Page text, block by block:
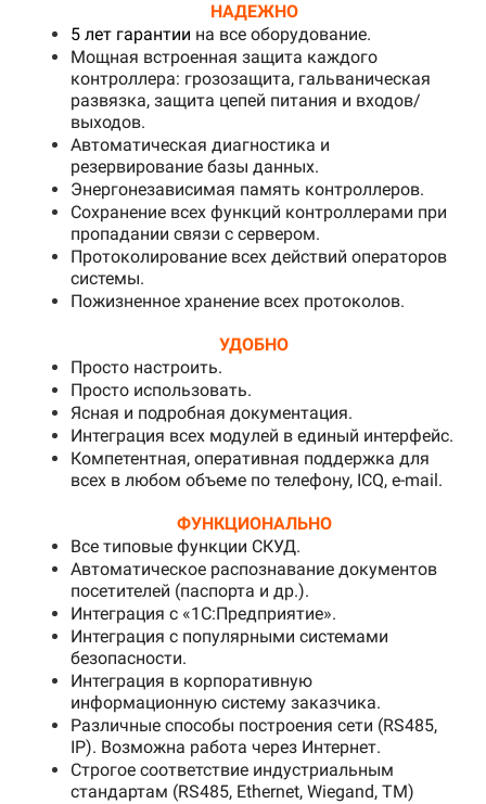
НАДЕЖНО
5 лет гарантии на все оборудование.
Мощная встроенная защита каждого
контроллера: грозозащита, гальваническая
развязка, защита цепей питания и входов/
выходов.
Автоматическая диагностика и
резервирование базы данных.
Энергонезависимая память контроллеров.
Сохранение всех функций контроллерами при
пропадании связи с сервером.
Протоколирование всех действий операторов
системы.
Пожизненное хранение всех протоколов.
УДОБНО
Просто настроить.
Просто использовать.
Ясная и подробная документация.
Интеграция всех модулей в единый интерфейс.
Компетентная, оперативная поддержка для
всех в любом объеме по телефону, ICQ, e-mail.
ФУНКЦИОНАЛЬНО
Все типовые функции СКУД.
Автоматическое распознавание документов
посетителей (паспорта и др.).
Интеграция с «1С:Предприятие».
Интеграция с популярными системами
безопасности.
Интеграция в корпоративную
информационную систему заказчика.
Различные способы построения сети (RS485,
IP). Возможна работа через Интернет.
Строгое соответствие индустриальным
стандартам (RS485, Ethernet, Wiegand, TM)